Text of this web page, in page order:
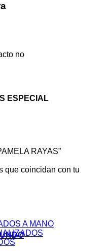
no
ESPECIAL
RAYAS”
que coincidan con tu
A MANO